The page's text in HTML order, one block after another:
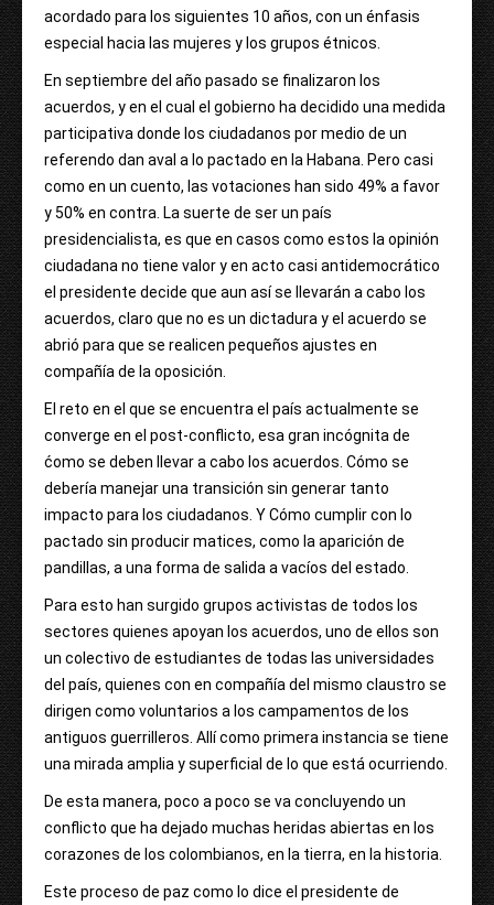
acordado para los siguientes 10 años, con un énfasis
especial hacia las mujeres y los grupos étnicos.
En septiembre del año pasado se finalizaron los
acuerdos, y en el cual el gobierno ha decidido una medida
participativa donde los ciudadanos por medio de un
referendo dan aval a lo pactado en la Habana. Pero casi
como en un cuento, las votaciones han sido 49% a favor
y 50% en contra. La suerte de ser un país
presidencialista, es que en casos como estos la opinión
ciudadana no tiene valor y en acto casi antidemocrático
el presidente decide que aun así se llevarán a cabo los
acuerdos, claro que no es un dictadura y el acuerdo se
abrió para que se realicen pequeños ajustes en
compañía de la oposición.
El reto en el que se encuentra el país actualmente se
converge en el post-conflicto, esa gran incógnita de
ćomo se deben llevar a cabo los acuerdos. Cómo se
debería manejar una transición sin generar tanto
impacto para los ciudadanos. Y Cómo cumplir con lo
pactado sin producir matices, como la aparición de
pandillas, a una forma de salida a vacíos del estado.
Para esto han surgido grupos activistas de todos los
sectores quienes apoyan los acuerdos, uno de ellos son
un colectivo de estudiantes de todas las universidades
del país, quienes con en compañía del mismo claustro se
dirigen como voluntarios a los campamentos de los
antiguos guerrilleros. Allí como primera instancia se tiene
una mirada amplia y superficial de lo que está ocurriendo.
De esta manera, poco a poco se va concluyendo un
conflicto que ha dejado muchas heridas abiertas en los
corazones de los colombianos, en la tierra, en la historia.
Este proceso de paz como lo dice el presidente de